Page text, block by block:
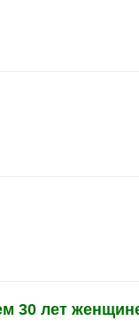
30 лет